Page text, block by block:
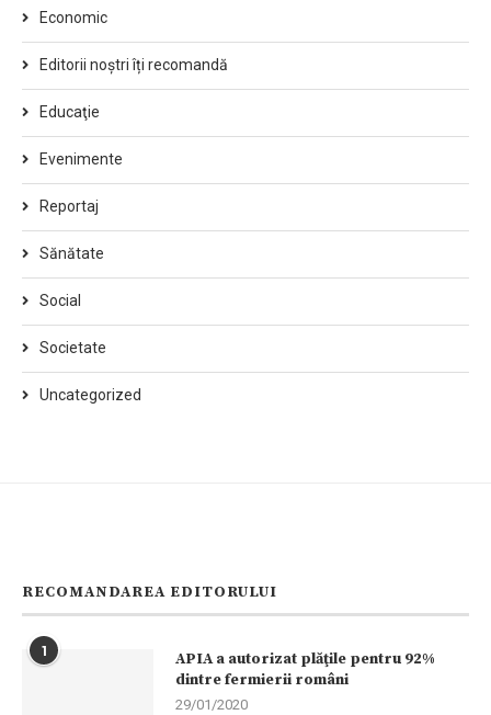
Economic
Editorii noștri îți recomandă
Educaţie
Evenimente
Reportaj
Sănătate
Social
Societate
Uncategorized
RECOMANDAREA EDITORULUI
1
APIA a autorizat plăţile pentru 92%
dintre fermierii români
29/01/2020